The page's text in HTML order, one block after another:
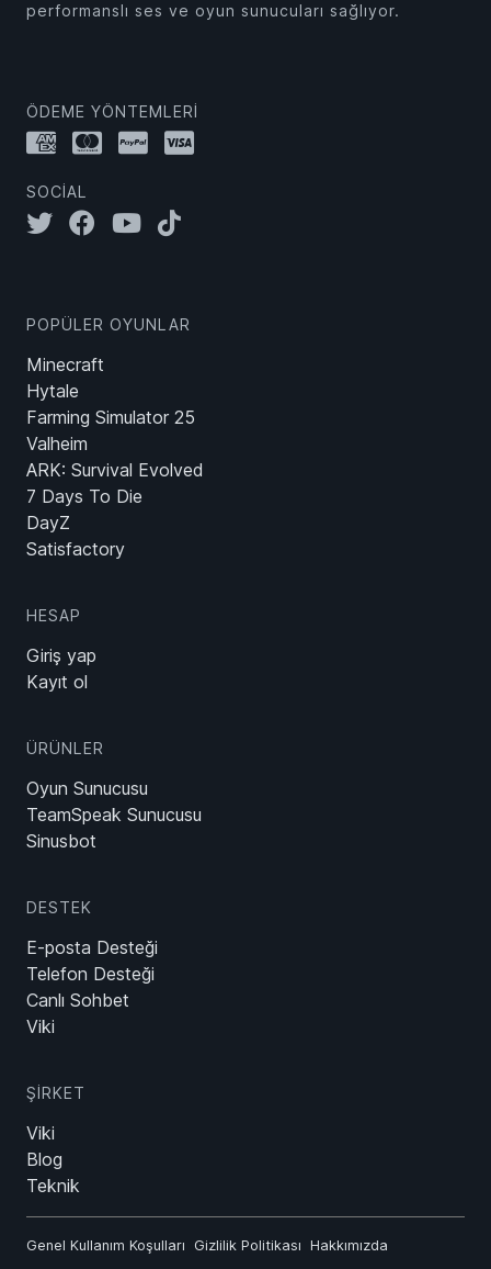
performanslı ses ve oyun sunucuları sağlıyor.
ÖDEME YÖNTEMLERI
SOCIAL
POPÜLER OYUNLAR
Minecraft
Hytale
Farming Simulator 25
Valheim
ARK: Survival Evolved
7 Days To Die
DayZ
Satisfactory
HESAP
Giriş yap
Kayıt ol
ÜRÜNLER
Oyun Sunucusu
TeamSpeak Sunucusu
Sinusbot
DESTEK
E-posta Desteği
Telefon Desteği
Canlı Sohbet
Viki
ŞIRKET
Viki
Blog
Teknik
Genel Kullanım Koşulları Gizlilik Politikası Hakkımızda